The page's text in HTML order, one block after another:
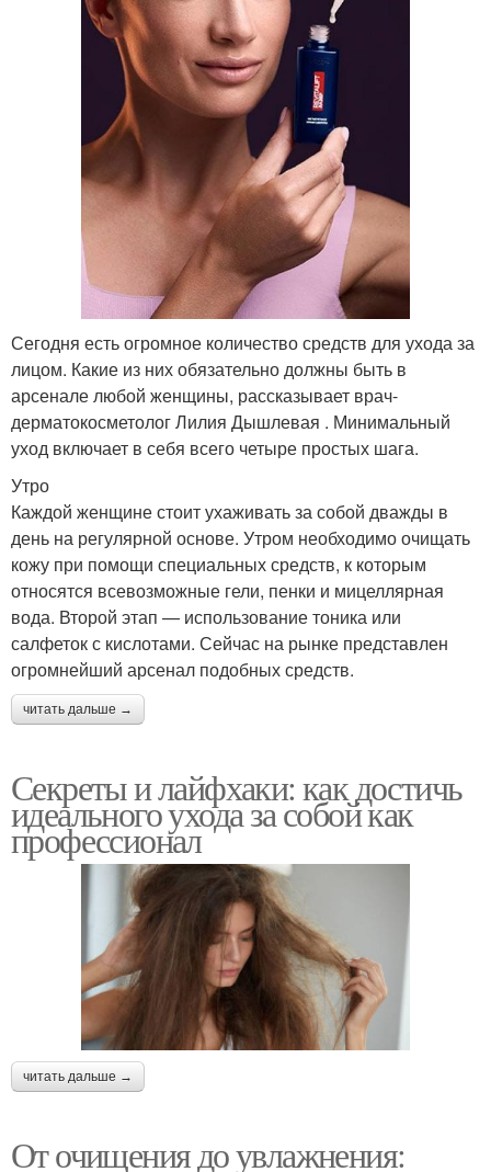
Сегодня есть огромное количество средств для ухода за
лицом. Какие из них обязательно должны быть в
арсенале любой женщины, рассказывает врач-
дерматокосметолог Лилия Дышлевая . Минимальный
уход включает в себя всего четыре простых шага.
Утро
Каждой женщине стоит ухаживать за собой дважды в
день на регулярной основе. Утром необходимо очищать
кожу при помощи специальных средств, к которым
относятся всевозможные гели, пенки и мицеллярная
вода. Второй этап — использование тоника или
салфеток с кислотами. Сейчас на рынке представлен
огромнейший арсенал подобных средств.
читать дальше →
Секреты и лайфхаки: как достичь
идеального ухода за собой как
профессионал
читать дальше →
От очищения до увлажнения: